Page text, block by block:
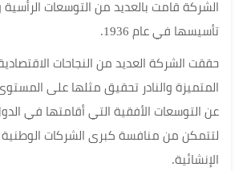
الشركة قامت بالعديد من التوسعات الرأسية
تأسيسها في عام 1936.
حققت الشركة العديد من النجاحات
المتميزة والنادر تحقيق مثلها على
عن التوسعات الأفقية التي أقامتها في
لتتمكن من منافسة كبرى الشركات الوطنية
الإنشائية.